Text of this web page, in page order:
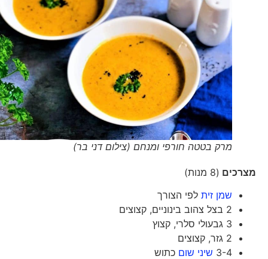
מרק בטטה חורפי ומנחם (צילום דני בר)
מצרכים(8 מנות)
שמן זית לפי הצורך
2 בצל צהוב בינוניים, קצוצים
3 גבעולי סלרי, קצוץ
2 גזר, קצוצים
3-4 שיני שוםכתוש